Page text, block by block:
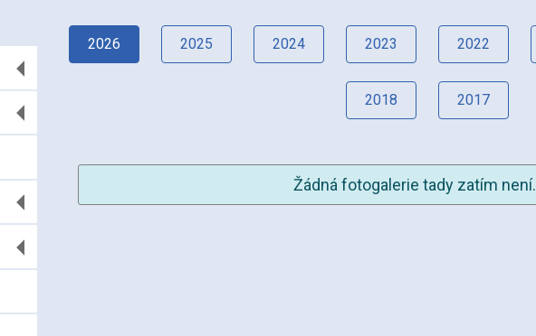
2026 2025 2024 2023 2022
2018 2017
Žádná fotogalerie tady zatím není.